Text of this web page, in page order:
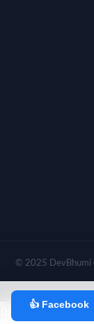
👍 Facebook
© 2025 DevBhumi